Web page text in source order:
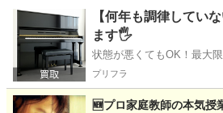
神奈川 家庭教師 算数
【何年も調律してい
ます🖐️
状態が悪くてもOK！最大
プリフラ
🆕プロ家庭教師の本気授